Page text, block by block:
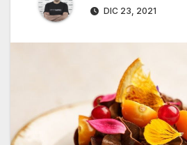
DIC 23, 2021